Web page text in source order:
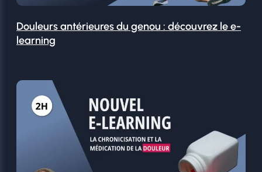
Douleurs antérieures du genou : découvrez le e-
learning